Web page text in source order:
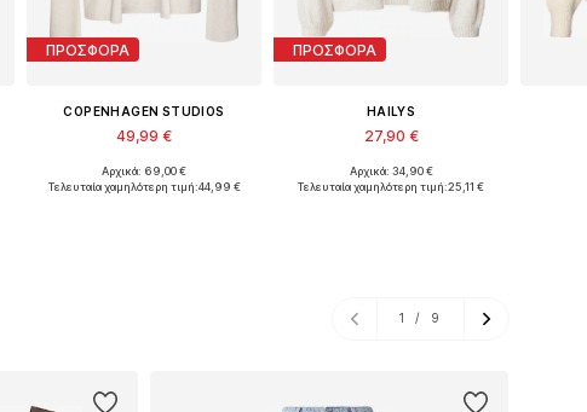
ΠΡΟΣΦΟΡΑ
COPENHAGEN STUDIOS
49,99 €
Διαθέσιμα μεγέθη: XS-S, M, L
Αρχικά: 69,00 €
Τελευταία χαμηλότερη τιμή:44,99 €
ΠΡΟΣΦΟΡΑ
HAILYS
27,90 €
Διαθέσιμα μεγέθη: M-L, L-XL
Αρχικά: 34,90 €
Τελευταία χαμηλότερη τιμή:25,11 €
1 / 9